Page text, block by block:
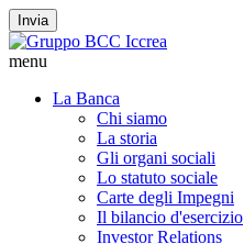
Invia
menu
La Banca
Chi siamo
La storia
Gli organi sociali
Lo statuto sociale
Carte degli Impegni
Il bilancio d'esercizio
Investor Relations